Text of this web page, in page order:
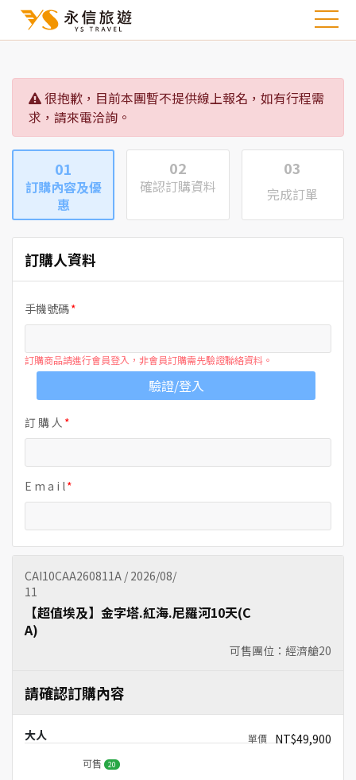
很抱歉，目前本團暫不提供線上報名，如有行程需
求，請來電洽詢。
01
訂購內容及優
惠
02
確認訂購資料
03
完成訂單
訂購人資料
手機號碼
訂購商品請進行會員登入，非會員訂購需先驗證聯絡資料。
驗證/登入
訂 購 人
E m a i l
CAI10CAA260811A / 2026/08/
11
可售團位：經濟艙20
【超值埃及】金字塔.紅海.尼羅河10天(C
A)
請確認訂購內容
大人 NT$49,900
可售 20